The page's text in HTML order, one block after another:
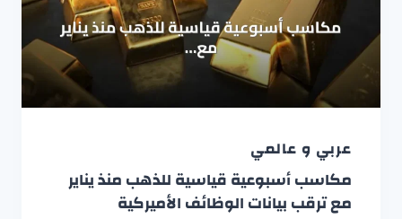
عربي و عالمي
مكاسب أسبوعية قياسية للذهب منذ يناير
مع ترقب بيانات الوظائف الأميركية